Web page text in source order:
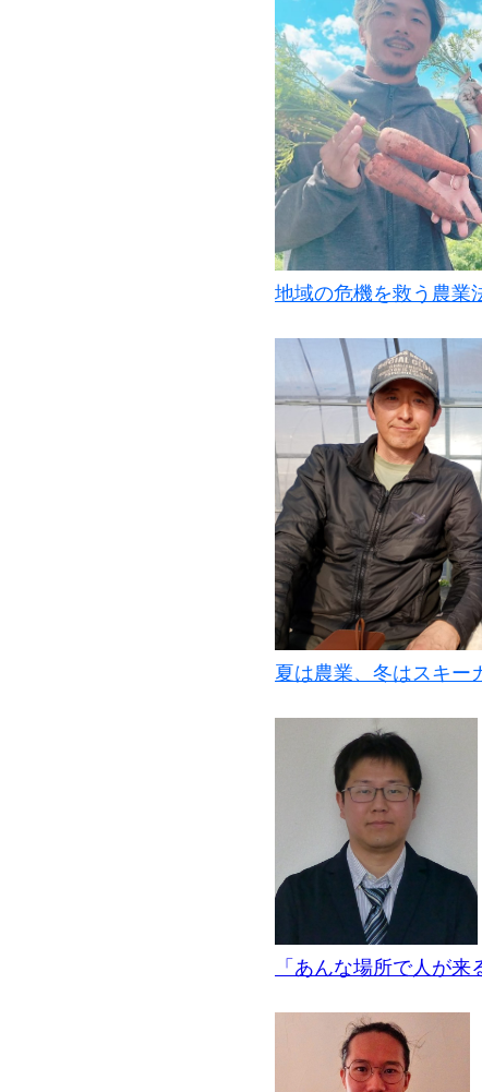
地域の危機を救う農業
夏は農業、冬はスキー
「あんな場所で人が